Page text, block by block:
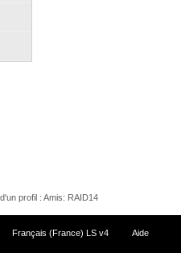
profil : Amis: RAID14
Français (France) LS v4 Aide